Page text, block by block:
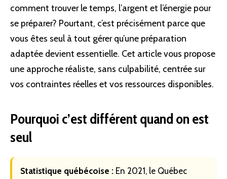
comment trouver le temps, l’argent et l’énergie pour
se préparer? Pourtant, c’est précisément parce que
vous êtes seul à tout gérer qu’une préparation
adaptée devient essentielle. Cet article vous propose
une approche réaliste, sans culpabilité, centrée sur
vos contraintes réelles et vos ressources disponibles.
Pourquoi c’est différent quand on est
seul
Statistique québécoise : En 2021, le Québec